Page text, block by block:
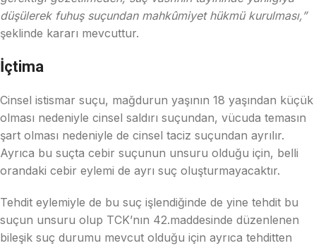
düşülerek fuhuş suçundan mahkûmiyet hükmü kurulması,”
şeklinde kararı mevcuttur.
İçtima
Cinsel istismar suçu, mağdurun yaşının 18 yaşından küçük
olması nedeniyle cinsel saldırı suçundan, vücuda temasın
şart olması nedeniyle de cinsel taciz suçundan ayrılır.
Ayrıca bu suçta cebir suçunun unsuru olduğu için, belli
orandaki cebir eylemi de ayrı suç oluşturmayacaktır.
Tehdit eylemiyle de bu suç işlendiğinde de yine tehdit bu
suçun unsuru olup TCK’nın 42.maddesinde düzenlenen
bileşik suç durumu mevcut olduğu için ayrıca tehditten